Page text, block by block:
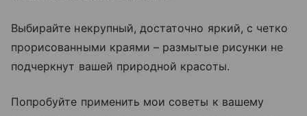
Выбирайте некрупный, достаточно яркий, c четко
прорисованными краями– размытые рисунки не
подчеркнут вашей природной красоты.
Попробуйте применить мои советы к вашему